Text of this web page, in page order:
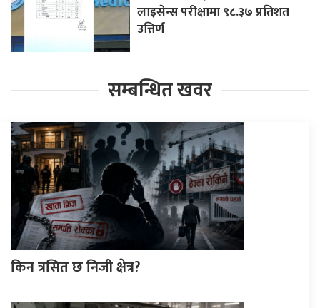
लाइसेन्स परीक्षामा ९८.३७ प्रतिशत
उत्तिर्ण
सम्बन्धित खवर
किन त्रसित छ निजी क्षेत्र?